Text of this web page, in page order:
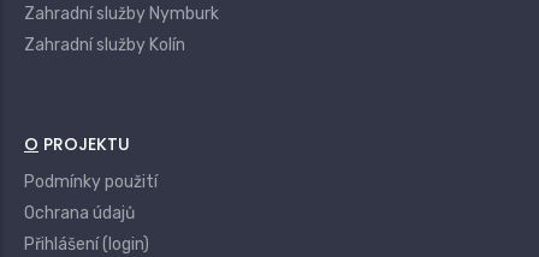
Zahradní služby Nymburk
Zahradní služby Kolín
O PROJEKTU
Podmínky použití
Ochrana údajů
Přihlášení (login)